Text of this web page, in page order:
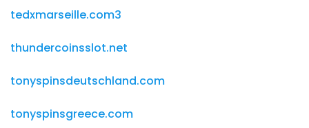
tedxmarseille.com3
thundercoinsslot.net
tonyspinsdeutschland.com
tonyspinsgreece.com